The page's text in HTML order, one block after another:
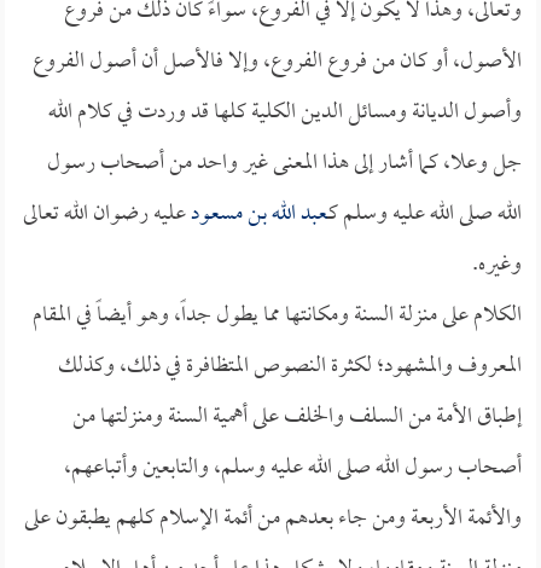
وتعالى، وهذا لا يكون إلا في الفروع، سواءً كان ذلك من فروع
الأصول، أو كان من فروع الفروع، وإلا فالأصل أن أصول الفروع
وأصول الديانة ومسائل الدين الكلية كلها قد وردت في كلام الله
جل وعلا، كما أشار إلى هذا المعنى غير واحد من أصحاب رسول
الله صلى الله عليه وسلم كـعبد الله بن مسعودعليه رضوان الله تعالى
وغيره.
الكلام على منزلة السنة ومكانتها مما يطول جداً، وهو أيضاً في المقام
المعروف والمشهود؛ لكثرة النصوص المتظافرة في ذلك، وكذلك
إطباق الأمة من السلف والخلف على أهمية السنة ومنزلتها من
أصحاب رسول الله صلى الله عليه وسلم، والتابعين وأتباعهم،
والأئمة الأربعة ومن جاء بعدهم من أئمة الإسلام كلهم يطبقون على